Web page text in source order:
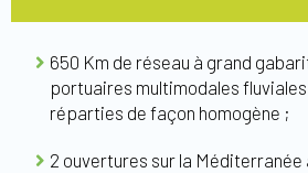
650 Km de réseau à grand
portuaires multimodales
réparties de façon homogène ;
2 ouvertures sur la